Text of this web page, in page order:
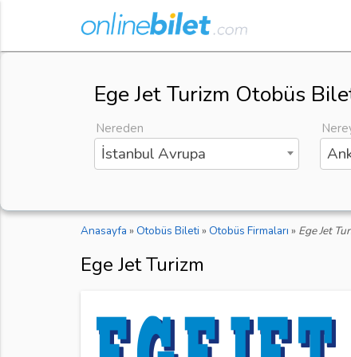
Ege Jet Turizm Otobüs
Nereden
İstanbul Avrupa
Anasayfa » Otobüs Bileti » Otobüs Firmaları » Ege Jet
Ege Jet Turizm